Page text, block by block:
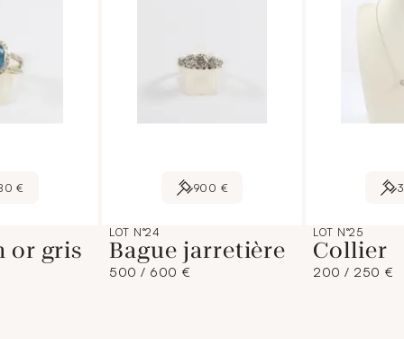
€
or gris
900 €
LOT N°24
Bague jarretière
500 / 600 €
LOT N°25
Collier
200 / 250 €